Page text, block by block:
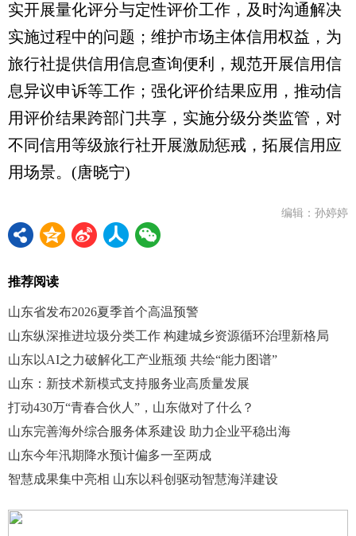
实开展量化评分与定性评价工作，及时沟通解决
实施过程中的问题；维护市场主体信用权益，为
旅行社提供信用信息查询便利，规范开展信用信
息异议申诉等工作；强化评价结果应用，推动信
用评价结果跨部门共享，实施分级分类监管，对
不同信用等级旅行社开展激励惩戒，拓展信用应
用场景。(唐晓宁)
编辑：孙婷婷
推荐阅读
山东省发布2026夏季首个高温预警
山东纵深推进垃圾分类工作 构建城乡资源循环治理新格局
山东以AI之力破解化工产业瓶颈 共绘“能力图谱”
山东：新技术新模式支持服务业高质量发展
打动430万“青春合伙人”，山东做对了什么？
山东完善海外综合服务体系建设 助力企业平稳出海
山东今年汛期降水预计偏多一至两成
智慧成果集中亮相 山东以科创驱动智慧海洋建设